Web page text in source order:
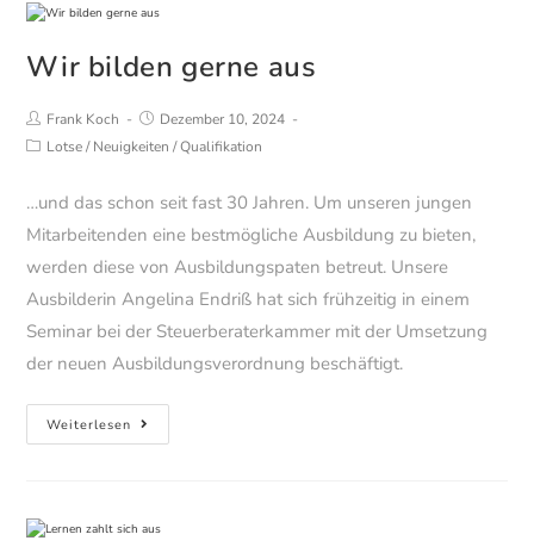
Wir bilden gerne aus
Beitrags-
Autor:
Frank Koch
Beitrag
veröffentlicht:
Dezember 10, 2024
Beitrags-
Lotse / Neuigkeiten /Qualifikation
…und das schon seit fast 30 Jahren. Um unseren jungen
Mitarbeitenden eine bestmögliche Ausbildung zu bieten,
werden diese von Ausbildungspaten betreut. Unsere
Ausbilderin Angelina Endriß hat sich frühzeitig in einem
Seminar bei der Steuerberaterkammer mit der Umsetzung
der neuen Ausbildungsverordnung beschäftigt.
Weiterlesen
bilden